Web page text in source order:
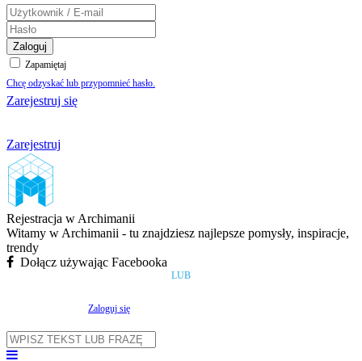
Zaloguj
Zapamiętaj
Chcę odzyskać lub przypomnieć hasło.
Zarejestruj się
Zarejestruj
Rejestracja w Archimanii
Witamy w Archimanii - tu znajdziesz najlepsze pomysły, inspiracje,
trendy
Dołącz używając Facebooka
LUB
Zaloguj się